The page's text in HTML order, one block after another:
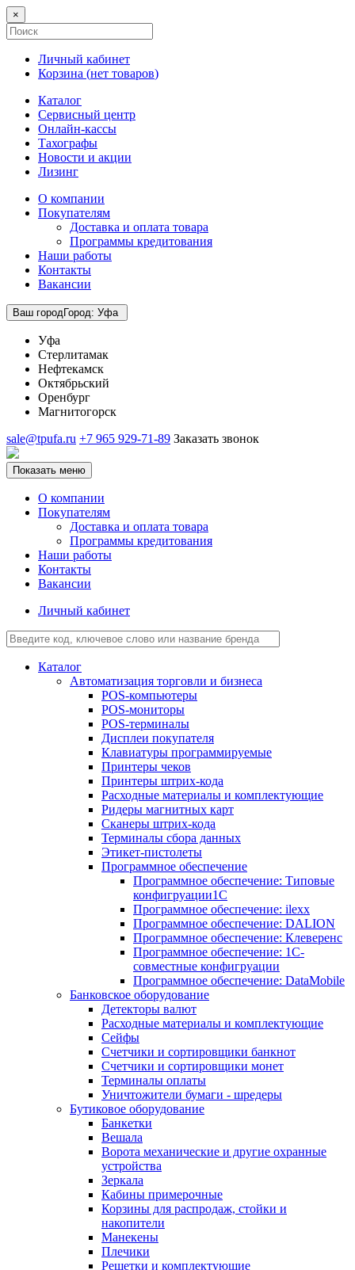
×
Личный кабинет
Корзина (нет товаров)
Каталог
Сервисный центр
Онлайн-кассы
Тахографы
Новости и акции
Лизинг
О компании
Покупателям
Доставка и оплата товара
Программы кредитования
Наши работы
Контакты
Вакансии
Ваш городГород: Уфа
Уфа
Стерлитамак
Нефтекамск
Октябрьский
Оренбург
Магнитогорск
sale@tpufa.ru +7 965 929-71-89 Заказать звонок
Показать меню
О компании
Покупателям
Доставка и оплата товара
Программы кредитования
Наши работы
Контакты
Вакансии
Личный кабинет
Каталог
Автоматизация торговли и бизнеса
POS-компьютеры
POS-мониторы
POS-терминалы
Дисплеи покупателя
Клавиатуры программируемые
Принтеры чеков
Принтеры штрих-кода
Расходные материалы и комплектующие
Ридеры магнитных карт
Сканеры штрих-кода
Терминалы сбора данных
Этикет-пистолеты
Программное обеспечение
Программное обеспечение: Типовые
конфигруации1С
Программное обеспечение: ilexx
Программное обеспечение: DALION
Программное обеспечение: Клеверенс
Программное обеспечение: 1С-
совместные конфигруации
Программное обеспечение: DataMobile
Банковское оборудование
Детекторы валют
Расходные материалы и комплектующие
Сейфы
Счетчики и сортировщики банкнот
Счетчики и сортировщики монет
Терминалы оплаты
Уничтожители бумаги - шредеры
Бутиковое оборудование
Банкетки
Вешала
Ворота механические и другие охранные
устройства
Зеркала
Кабины примерочные
Корзины для распродаж, стойки и
накопители
Манекены
Плечики
Решетки и комплектующие